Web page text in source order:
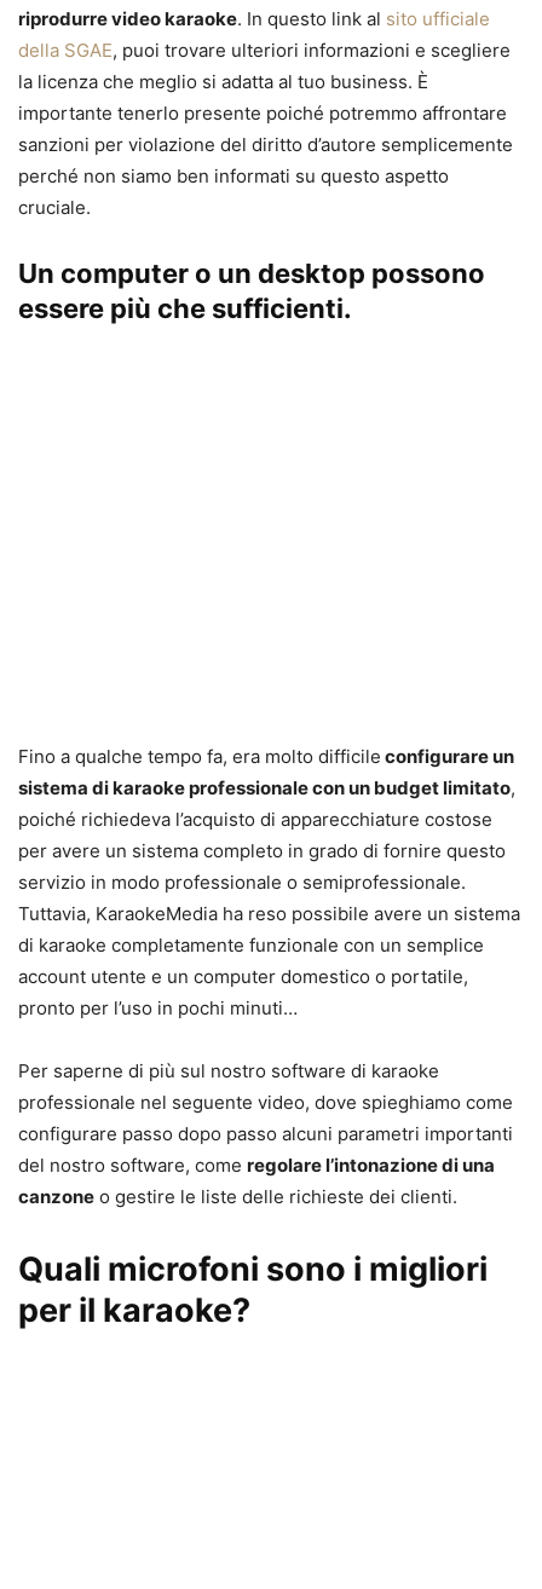
riprodurre video karaoke. In questo link al sito ufficiale
della SGAE, puoi trovare ulteriori informazioni e scegliere
la licenza che meglio si adatta al tuo business. È
importante tenerlo presente poiché potremmo affrontare
sanzioni per violazione del diritto d’autore semplicemente
perché non siamo ben informati su questo aspetto
cruciale.
Un computer o un desktop possono
essere più che sufficienti.
Fino a qualche tempo fa, era molto difficile configurare un
sistema di karaoke professionale con un budget limitato,
poiché richiedeva l’acquisto di apparecchiature costose
per avere un sistema completo in grado di fornire questo
servizio in modo professionale o semiprofessionale.
Tuttavia, KaraokeMedia ha reso possibile avere un sistema
di karaoke completamente funzionale con un semplice
account utente e un computer domestico o portatile,
pronto per l’uso in pochi minuti…
Per saperne di più sul nostro software di karaoke
professionale nel seguente video, dove spieghiamo come
configurare passo dopo passo alcuni parametri importanti
del nostro software, come regolare l’intonazione di una
canzone o gestire le liste delle richieste dei clienti.
Quali microfoni sono i migliori
per il karaoke?